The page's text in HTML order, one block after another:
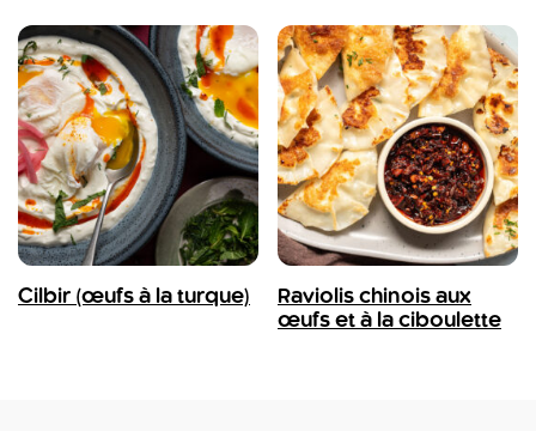
Cilbir (œufs à la turque)
Raviolis chinois aux
œufs et à la ciboulette